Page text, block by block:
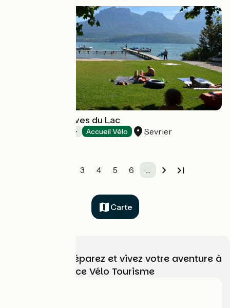
Camping Les Rives du Lac
Accueil Vélo Sevrier
3 4 5 6 …
Carte
Choisissez, préparez et vivez votre aventure à
vélo avec France Vélo Tourisme